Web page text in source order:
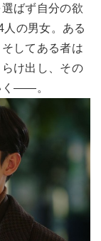
ばず自分の欲
人の男女。ある
してある者は
け出し、その
く――。